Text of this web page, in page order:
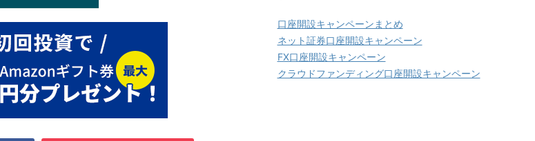
口座開設キャンペーンまとめ
ネット証券口座開設キャンペーン
FX口座開設キャンペーン
クラウドファンディング口座開設キャンペーン